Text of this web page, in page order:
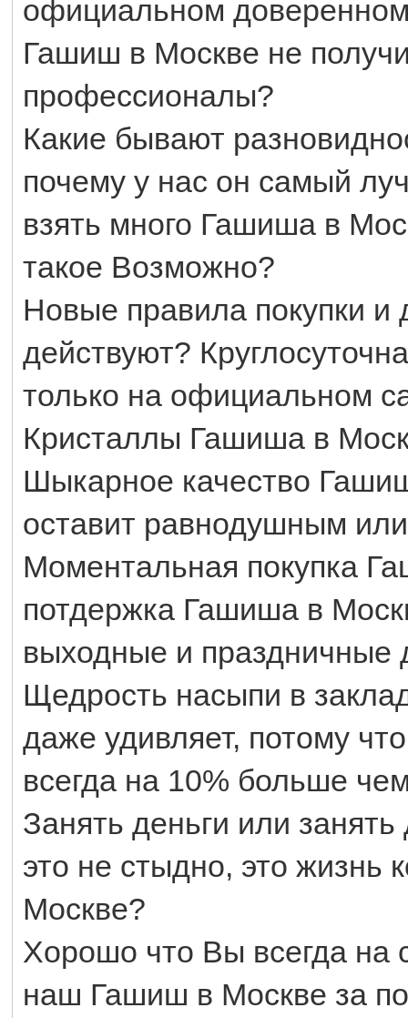
официальном доверенном
Гашиш в Москве не
профессионалы?
Какие бывают
почему у нас он самый
взять много Гашиша в
такое Возможно?
Новые правила покупки
действуют?
только на официальном
Кристаллы Гашиша в
Шыкарное качество
оставит равнодушным
Моментальная покупка
потдержка Гашиша в
выходные и праздничные
Щедрость насыпи в
даже удивляет, потому
всегда на 10% больше
Занять деньги или
это не стыдно, это жизнь
Москве?
Хорошо что Вы всегда на
наш Гашиш в Москве за